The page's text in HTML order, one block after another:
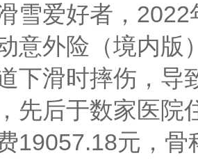
雪爱好者，
意外险（境内版
下滑时摔伤，导
先后于数家医院
19057.18元，